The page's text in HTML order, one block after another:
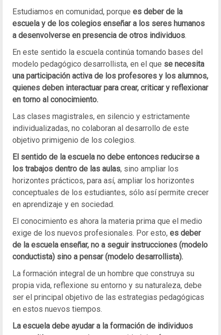
Estudiamos en comunidad, porque es deber de la
escuela y de los colegios enseñar a los seres humanos
a desenvolverse en presencia de otros individuos.
En este sentido la escuela continúa tomando bases del
modelo pedagógico desarrollista, en el que se necesita
una participación activa de los profesores y los alumnos,
quienes deben interactuar para crear, criticar y reflexionar
en torno al conocimiento.
Las clases magistrales, en silencio y estrictamente
individualizadas, no colaboran al desarrollo de este
objetivo primigenio de los colegios.
El sentido de la escuela no debe entonces reducirse a
los trabajos dentro de las aulas, sino ampliar los
horizontes prácticos, para así, ampliar los horizontes
conceptuales de los estudiantes, sólo así permite crecer
en aprendizaje y en sociedad.
El conocimiento es ahora la materia prima que el medio
exige de los nuevos profesionales. Por esto, es deber
de la escuela enseñar, no a seguir instrucciones (modelo
conductista) sino a pensar (modelo desarrollista).
La formación integral de un hombre que construya su
propia vida, reflexione su entorno y su naturaleza, debe
ser el principal objetivo de las estrategias pedagógicas
en estos nuevos tiempos.
La escuela debe ayudar a la formación de individuos